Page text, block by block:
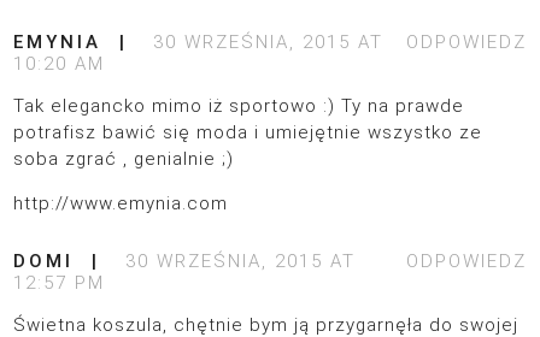
ODPOWIEDZ
EMYNIA
30 WRZEŚNIA, 2015 AT
10:20 AM
Tak elegancko mimo iż sportowo :) Ty na prawde
potrafisz bawić się moda i umiejętnie wszystko ze
soba zgrać , genialnie ;)
http://www.emynia.com
ODPOWIEDZ
DOMI
30 WRZEŚNIA, 2015 AT
12:57 PM
Świetna koszula, chętnie bym ją przygarnęła do swojej